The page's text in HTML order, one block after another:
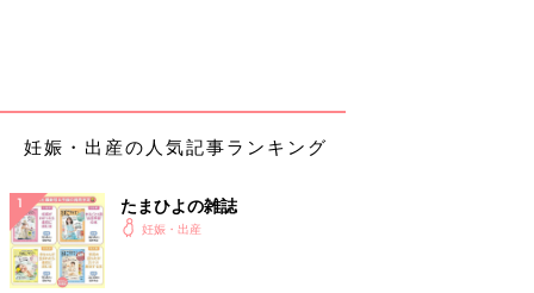
妊娠・出産の人気記事ランキング
たまひよの雑誌
妊娠・出産